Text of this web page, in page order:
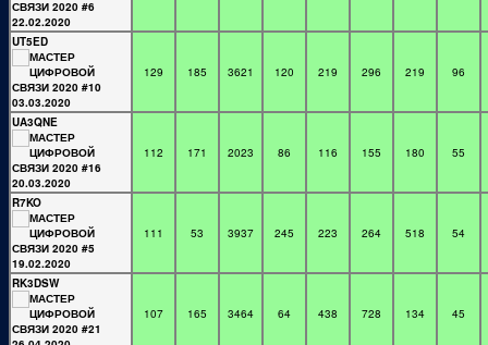
UT5ED
129
185 3621 120 219 296 219 96
UA3QNE
112
171 2023 86 116 155 180 55
R7KO
111
53 3937 245 223 264 518 54
RK3DSW
107
165 3464 64 438 728 134 45